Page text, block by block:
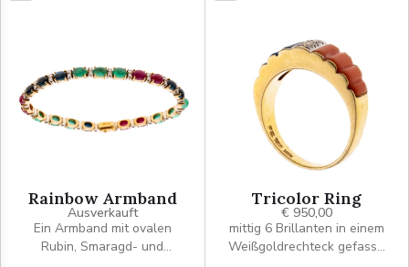
Rainbow Armband
Ausverkauft
Ein Armband mit ovalen
Rubin, Smaragd- und
Tricolor Ring
€ 950,00
mittig 6 Brillanten in einem
Weißgoldrechteck gefasst,